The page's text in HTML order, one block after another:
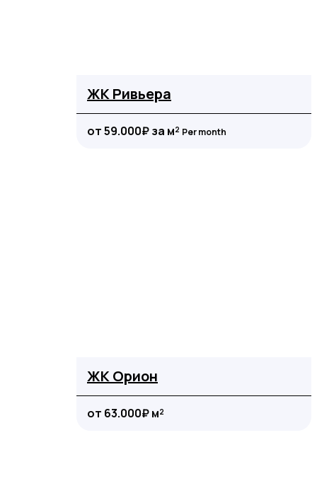
ЖК Ривьера
от 59.000₽ за м² Per month
ЖК Орион
от 63.000₽ м²